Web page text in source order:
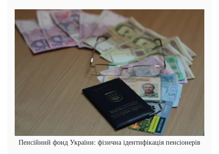
Пенсійний фонд України: фізична ідентифікація пенсіонерів